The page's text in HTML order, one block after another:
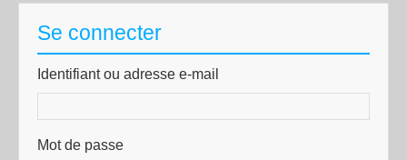
Se connecter
Identifiant ou adresse e-mail
Mot de passe